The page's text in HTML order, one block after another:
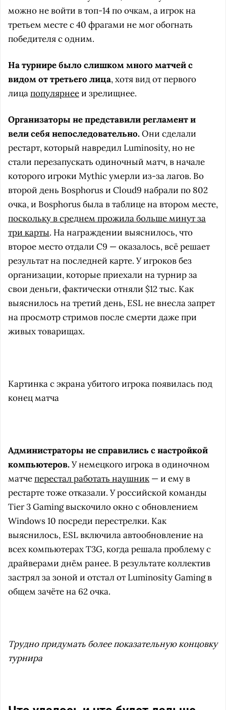
можно не войти в топ-14 по очкам, а игрок на
третьем месте с 40 фрагами не мог обогнать
победителя с одним.
На турнире было слишком много матчей с
видом от третьего лица, хотя вид от первого
лицапопулярнееи зрелищнее.
Организаторы не представили регламент и
вели себя непоследовательно.Они сделали
рестарт, который навредил Luminosity, но не
стали перезапускать одиночный матч, в начале
которого игроки Mythic умерли из-за лагов. Во
второй день Bosphorus и Cloud9 набрали по 802
очка, и Bosphorus была в таблице на втором месте,
поскольку в среднем прожила больше минут за
три карты. На награждении выяснилось, что
второе место отдали C9 — оказалось, всё решает
результат на последней карте. У игроков без
организации, которые приехали на турнир за
свои деньги, фактически отняли $12 тыс. Как
выяснилось на третий день, ESL не внесла запрет
на просмотр стримов после смерти даже при
живых товарищах.
Картинка с экрана убитого игрока появилась под
конец матча
Администраторы не справились с настройкой
компьютеров.У немецкого игрока в одиночном
матчеперестал работать наушник — и ему в
рестарте тоже отказали. У российской команды
Tier 3 Gaming выскочило окно с обновлением
Windows 10 посреди перестрелки. Как
выяснилось, ESL включила автообновление на
всех компьютерах T3G, когда решала проблему с
драйверами днём ранее. В результате коллектив
застрял за зоной и отстал от Luminosity Gaming в
общем зачёте на 62 очка.
Трудно придумать более показательную концовку
турнира